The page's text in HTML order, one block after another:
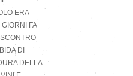
ERA
FA
DI
DELLA